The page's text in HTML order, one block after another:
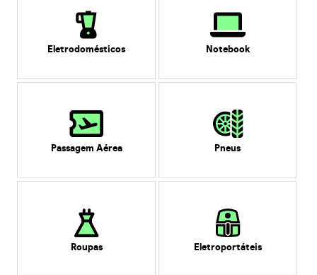
Eletrodomésticos Notebook
Passagem Aérea Pneus
Roupas Eletroportáteis